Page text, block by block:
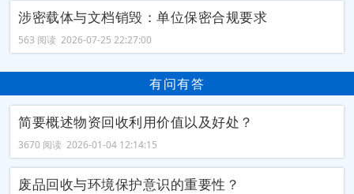
涉密载体与文档销毁：单位保密合规要求
563 阅读 2026-07-25 22:27:00
有问有答
简要概述物资回收利用价值以及好处？
3670 阅读 2026-01-04 12:14:15
废品回收与环境保护意识的重要性？